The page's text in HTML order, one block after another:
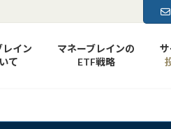
レイン
て
マネーブレインの
ETF戦略